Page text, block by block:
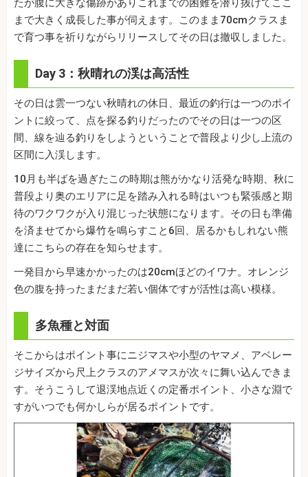
まで大きく成長した事が伺えます。このまま70cmクラスま
で育つ事を祈りながらリリースしてその日は撤収しました。
Day 3：秋晴れの渓は高活性
その日は雲一つない秋晴れの休日、最近の釣行は一つのポイ
ントに絞って、点を探る釣りだったのでその日は一つの区
間、線を辿る釣りをしようということで普段より少し上流の
区間に入渓します。
10月も半ばを過ぎたこの時期は熊がかなり活発な時期、秋に
普段より奥のエリアに足を踏み入れる時はいつも緊張感と期
待のワクワクが入り混じった状態になります。その日も準備
を済ませてから爆竹を鳴らすこと6回、居るかもしれない熊
達にこちらの存在を知らせます。
一発目から早速かかったのは20cmほどのイワナ。オレンジ
色の腹を持ったまだまだ若い個体ですが活性は高い模様。
多魚種と対面
そこからはポイント事にニジマスや小型のヤマメ、アベレー
ジサイズから尺上クラスのアメマスが次々に舞い込んできま
す。そうこうして退渓地点近くの定番ポイント、小さな淵で
すがいつでも何かしらが居るポイントです。